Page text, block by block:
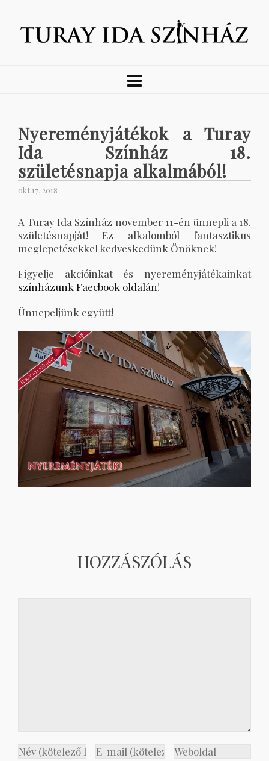
Nyereményjátékok a Turay
Ida Színház 18.
születésnapja alkalmából!
okt 17, 2018
A Turay Ida Színház november 11-én ünnepli a 18.
születésnapját! Ez alkalomból fantasztikus
meglepetésekkel kedveskedünk Önöknek!
Figyelje akcióinkat és nyereményjátékainkat
színházunk Faecbook oldalán!
Ünnepeljünk együtt!
HOZZÁSZÓLÁS